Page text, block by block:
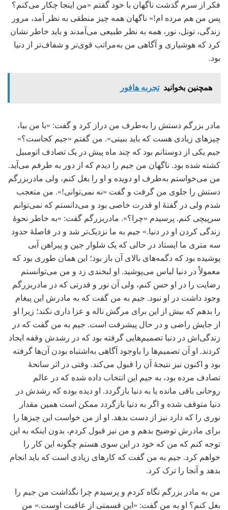
فکر از سرم گذشت ناگهان با خود گفتم «من اینجا چکار می‌کنم؟
پس من هم مرده ام!» ناگهان همه چیز منطقی به نظر آمد، مرور
زندگی، تونل، نور، همه به نظر طبیعی می‌آمدند و باید خاطر نشان
کرد که هوشیاری و آگاهی من به‌مراتب قوی‌تر و شفاف‌تر از دنیا
بود.
همچنین بخوانید تجربه هافور
مادر بزرگم دستش را به‌طرف من دراز کرد و گفت: «با من بیا،
چیزهای زیادی هست که باید ببینی». من گفتم «جیم کجاست؟»
جیم یکی از دوستانم بود که چند ماه پیش در یک تصادف اتومبیل
کشته شده بود. ناگهان من جیم را دیدم که از دور به طرفم می‌آید.
من می‌خواستم به‌طرف او دویده و او را بغل کنم، ولی مادربزرگم
دستش را جلوی من گرفت و گفت «نه نمی‌توانی!». من متعجب
شدم ولی در گفتۀ او قدرت خاصی بود و می‌دانستم که نمی‌توانم
سرپیچی کنم. پرسیدم «چرا؟». مادربزرگم گفت: «به خاطر نحوۀ
زندگی کردن او در دنیا.» جیم به ما نزدیک‌تر شد و در فاصلۀ حدود
سه متری ما ایستاد در حالی که یک شلوار جین و پیراهن آبی
پوشیده بود که دگمه‌های بالای آن باز بود؛ این همان طوری بود که
معمولاٌ در دنیا لباس می‌پوشید. او لبخندی زد و من می‌توانستم
رضایت را در او حس کنم، ولی آن نور و قدرتی که در مادربزرگم
وجود داشت در او نبود. جیم به من گفت که به مادرش این پیغام
را بدهم که بیش از این برای مرگش ناله و عزا داری نکند؛ زیرا او
از جایش راضی و در حال پیشرفت است. جیم به من گفت که در
زندگی‌اش در دنیا تصمیم‌هایی گرفته بود که در رشدش وقفه ایجاد
کردند. او آن تصمیم‌ها را باوجود آگاهی به‌اشتباه بودن آن‌ها گرفته
بود و اکنون نیز نتیجۀ آن را قبول می‌کند. وقتی در اثر سانحۀ
تصادف مرده بود، به جیم این انتخاب داده شده که در عالم
روحانی باقی مانده یا به دنیا بازگردد. او دیده بوده که رشدش در
دنیا متوقف شده و اگر به دنیا بازگردد ممکن است همین مقدار
نوری را که دارد نیز از دست بدهد. او از من خواست این چیزها را
برای مادرش توضیح بدهم و من نیز قبول کردم، بدون اینکه به این
توجه کنم که من که خود در این سوی هستم چگونه این کار را
خواهم کرد. جیم به من گفت که کارهای زیادی است که باید انجام
بدهد و آنجا را ترک کرد.
من به مادر بزرگم نگاه کردم و پرسیدم چرا نگذاشت من جیم را
بغل کنم؟ او به من گفت: «این قسمتی از عاقبت اوست.» من